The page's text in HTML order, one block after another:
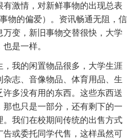
有激情，对新鲜事物的出现总表
物的偏爱）。资讯畅通无阻，信
万变，新旧事物交替很快，大学
是一样。
，我的闲置物品很多，大学生涯
杂志、音像物品、体育用品、生
多没有用的东西。这些东西送
也只是一部分，还有剩下的一
。我们在校期间传统的出售方式
告或委托同学代售，这样虽然可